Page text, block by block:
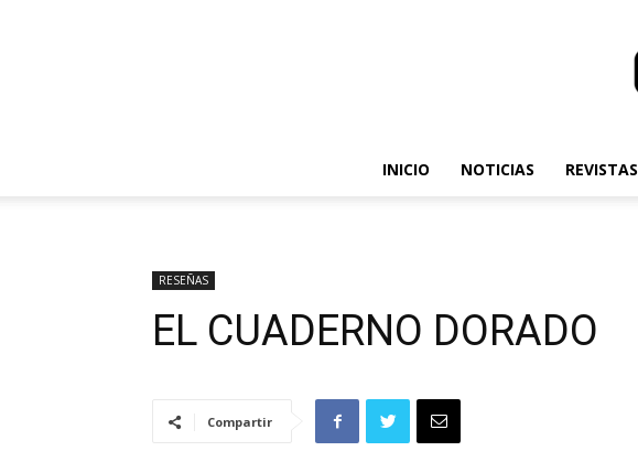
INICIO NOTICIAS REVISTAS
RESEÑAS
EL CUADERNO DORADO
Compartir